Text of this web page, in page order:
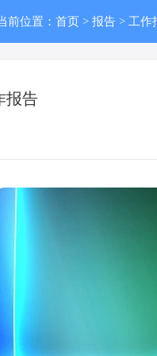
前位置： 首页 > 报告 > 工作
报告